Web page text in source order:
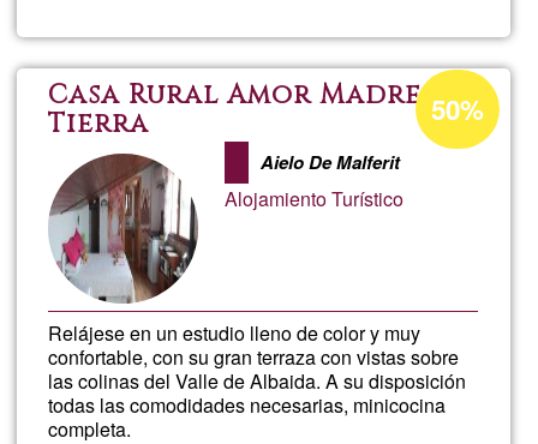
Alquiler
de
Casa Rural Amor Madre
Tierra
Aielo De Malferit
Alojamiento Turístico
Relájese en un estudio lleno de color y muy
confortable, con su gran terraza con vistas sobre
las colinas del Valle de Albaida. A su disposición
todas las comodidades necesarias, minicocina
completa.
Porcentaje
de
aceptación
50%